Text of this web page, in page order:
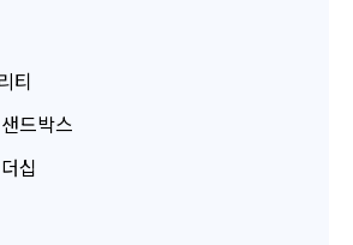
티
드박스
십